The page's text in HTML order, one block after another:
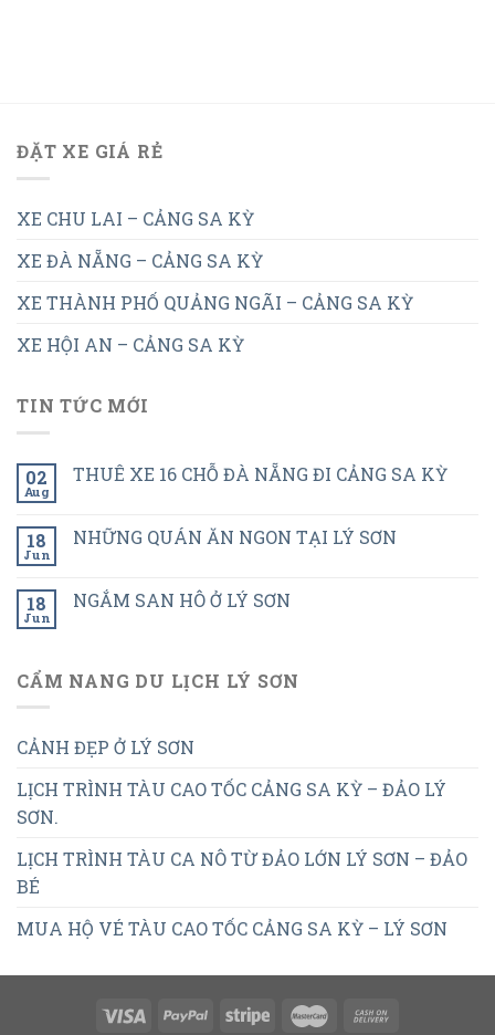
ĐẶT XE GIÁ RẺ
XE CHU LAI – CẢNG SA KỲ
XE ĐÀ NẴNG – CẢNG SA KỲ
XE THÀNH PHỐ QUẢNG NGÃI – CẢNG SA KỲ
XE HỘI AN – CẢNG SA KỲ
TIN TỨC MỚI
02
Aug
THUÊ XE 16 CHỖ ĐÀ NẴNG ĐI CẢNG SA KỲ
18
Jun
NHỮNG QUÁN ĂN NGON TẠI LÝ SƠN
18
Jun
NGẮM SAN HÔ Ở LÝ SƠN
CẨM NANG DU LỊCH LÝ SƠN
CẢNH ĐẸP Ở LÝ SƠN
LỊCH TRÌNH TÀU CAO TỐC CẢNG SA KỲ – ĐẢO LÝ
SƠN.
LỊCH TRÌNH TÀU CA NÔ TỪ ĐẢO LỚN LÝ SƠN – ĐẢO
BÉ
MUA HỘ VÉ TÀU CAO TỐC CẢNG SA KỲ – LÝ SƠN